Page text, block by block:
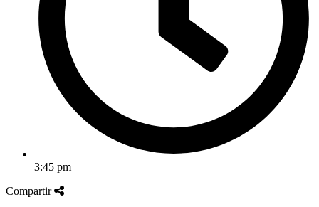
3:45 pm
Compartir